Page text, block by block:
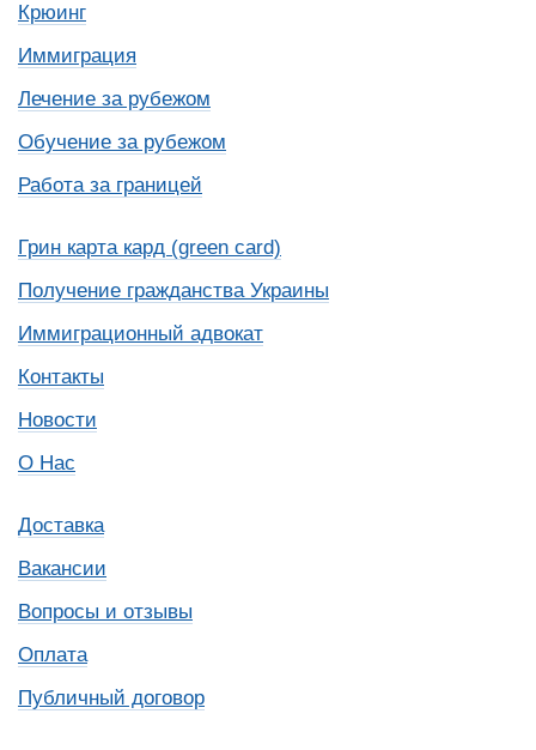
Крюинг
Иммиграция
Лечение за рубежом
Обучение за рубежом
Работа за границей
Грин карта кард (green card)
Получение гражданства Украины
Иммиграционный адвокат
Контакты
Новости
О Нас
Доставка
Вакансии
Вопросы и отзывы
Оплата
Публичный договор